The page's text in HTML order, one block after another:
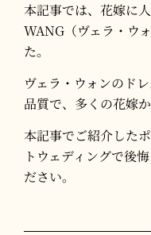
本記事では、花嫁に
WANG（ヴェラ・ウ
た。
ヴェラ・ウォンのド
品質で、多くの花嫁
本記事でご紹介した
トウェディングで後
ださい。